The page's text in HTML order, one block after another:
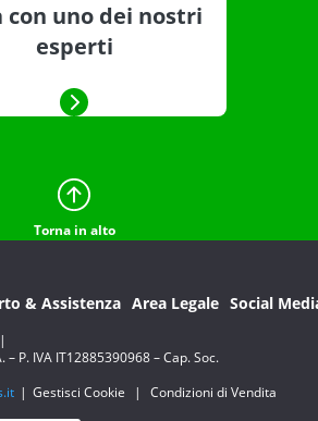
con uno dei nostri
esperti
Torna in alto
& Assistenza Area Legale Social
|
– P. IVA IT12885390968 – Cap. Soc.
| Gestisci Cookie |
Condizioni di Vendita